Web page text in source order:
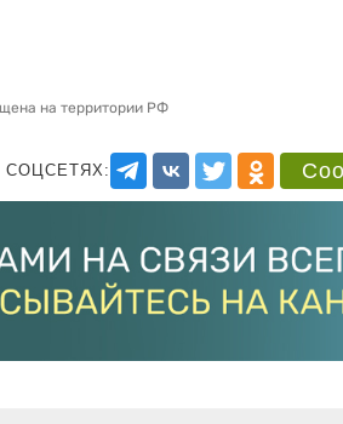
на территории РФ
СОЦСЕТЯХ: